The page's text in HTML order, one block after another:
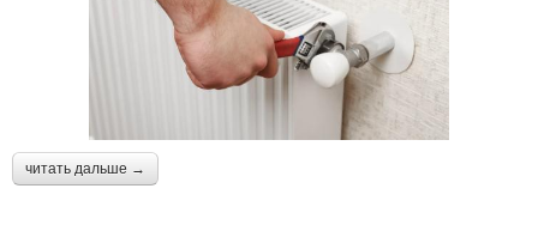
читать дальше →